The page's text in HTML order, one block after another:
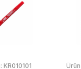
KR010101